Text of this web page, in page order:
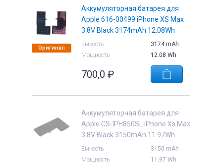
Оригинал
Аккумуляторная батарея для
Apple 616-00499 iPhone XS Max
3.8V Black 3174mAh 12.08Wh
Емкость
3174 mAh
Мощность
12.08 Wh
700,0 ₽
Аккумуляторная батарея для
Apple CS-IPH850SL iPhone Xs Max
3.8V Black 3150mAh 11.97Wh
Емкость
3150 mAh
Мощность
11,97 Wh